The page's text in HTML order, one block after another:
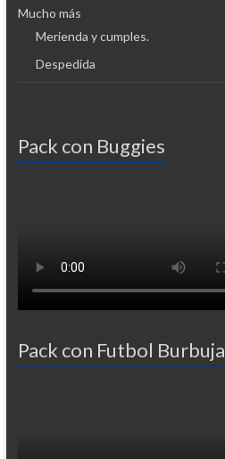
Mucho más
Merienda y cumples.
Despedida
Pack con Buggies
Pack con Futbol Burbuja